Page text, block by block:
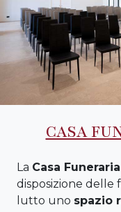
CASA
La Casa Funeraria
disposizione delle
lutto uno spazio